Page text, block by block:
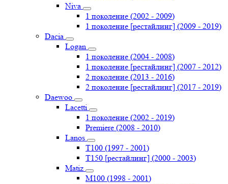
Niva
1 поколение (2002 - 2009)
1 поколение [рестайлинг] (2009 - 2019)
Dacia
Logan
1 поколение (2004 - 2008)
1 поколение [рестайлинг] (2007 - 2012)
2 поколение (2013 - 2016)
2 поколение [рестайлинг] (2017 - 2019)
Daewoo
Lacetti
1 поколение (2002 - 2019)
Premiere (2008 - 2010)
Lanos
T100 (1997 - 2001)
T150 [рестайлинг] (2000 - 2003)
Matiz
M100 (1998 - 2001)